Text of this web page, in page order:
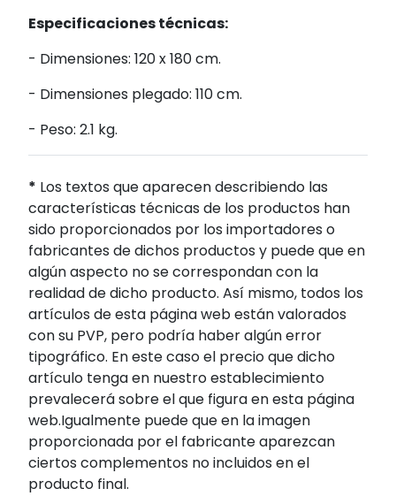
Especificaciones técnicas:
- Dimensiones: 120 x 180 cm.
- Dimensiones plegado: 110 cm.
- Peso: 2.1 kg.
* Los textos que aparecen describiendo las
características técnicas de los productos han
sido proporcionados por los importadores o
fabricantes de dichos productos y puede que en
algún aspecto no se correspondan con la
realidad de dicho producto. Así mismo, todos los
artículos de esta página web están valorados
con su PVP, pero podría haber algún error
tipográfico. En este caso el precio que dicho
artículo tenga en nuestro establecimiento
prevalecerá sobre el que figura en esta página
web.Igualmente puede que en la imagen
proporcionada por el fabricante aparezcan
ciertos complementos no incluidos en el
producto final.